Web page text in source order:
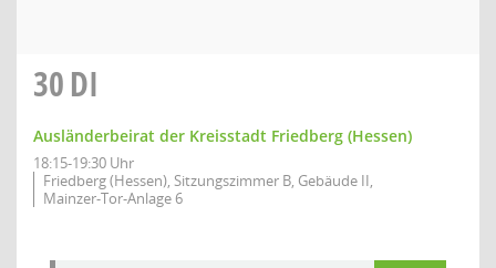
30DI
Ausländerbeirat der Kreisstadt Friedberg (Hessen)
18:15-19:30 Uhr
Friedberg (Hessen), Sitzungszimmer B, Gebäude II,
Mainzer-Tor-Anlage 6